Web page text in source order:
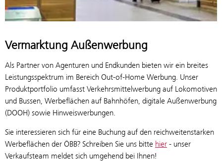
Vermarktung Außenwerbung
Als Partner von Agenturen und Endkunden bieten wir ein breites
Leistungsspektrum im Bereich Out-of-Home Werbung. Unser
Produktportfolio umfasst Verkehrsmittelwerbung auf Lokomotiven
und Bussen, Werbeflächen auf Bahnhöfen, digitale Außenwerbung
(DOOH) sowie Hinweiswerbungen.
Sie interessieren sich für eine Buchung auf den reichweitenstarken
Werbeflächen der ÖBB? Schreiben Sie uns bitte hier - unser
Verkaufsteam meldet sich umgehend bei Ihnen!